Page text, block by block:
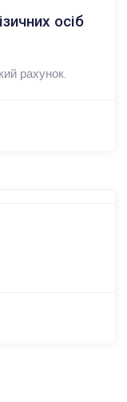
осіб
рахунок.